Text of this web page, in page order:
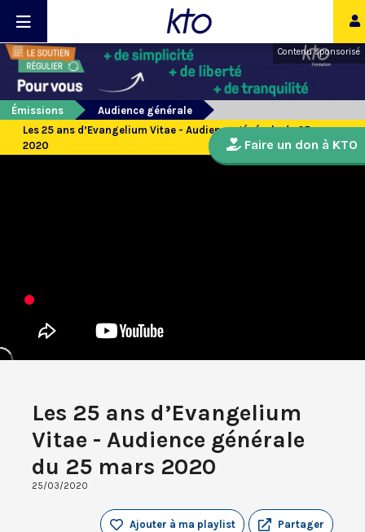
Contenu sponsorisé
Émissions
Audience générale
Les 25 ans d’Evangelium Vitae - Audience générale du 25 mars
2020
Les 25 ans d’Evangelium
Vitae - Audience générale
du 25 mars 2020
25/03/2020
Partager
Ajouter à ma playlist
Faire un don à KTO